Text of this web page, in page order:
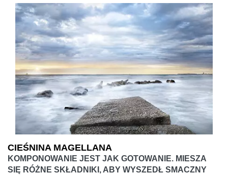
CIEŚNINA MAGELLANA
KOMPONOWANIE JEST JAK GOTOWANIE. MIESZA
SIĘ RÓŻNE SKŁADNIKI, ABY WYSZEDŁ SMACZNY